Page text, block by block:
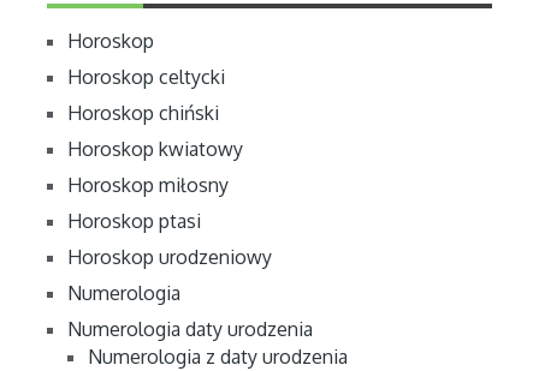
Horoskop
Horoskop celtycki
Horoskop chiński
Horoskop kwiatowy
Horoskop miłosny
Horoskop ptasi
Horoskop urodzeniowy
Numerologia
Numerologia daty urodzenia
Numerologia z daty urodzenia